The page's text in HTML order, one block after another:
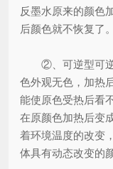
反墨水原来的颜色
后颜色就不恢复了。
②、可逆型可逆
色外观无色，加热
能使原色受热后看
在原颜色加热后变
着环境温度的改变
体具有动态改变的